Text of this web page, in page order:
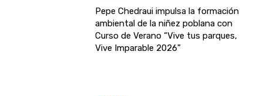
Pepe Chedraui impulsa la formación
ambiental de la niñez poblana con
Curso de Verano “Vive tus parques,
Vive Imparable 2026”